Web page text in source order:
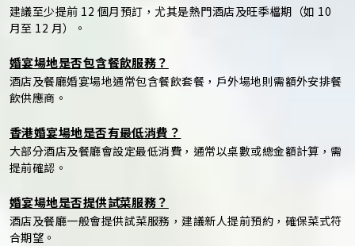
建議至少提前 12 個月預訂，尤其是熱門酒店及旺季檔期（如 10
月至 12 月）。
婚宴場地是否包含餐飲服務？
酒店及餐廳婚宴場地通常包含餐飲套餐，戶外場地則需額外安排餐
飲供應商。
香港婚宴場地是否有最低消費？
大部分酒店及餐廳會設定最低消費，通常以桌數或總金額計算，需
提前確認。
婚宴場地是否提供試菜服務？
酒店及餐廳一般會提供試菜服務，建議新人提前預約，確保菜式符
合期望。